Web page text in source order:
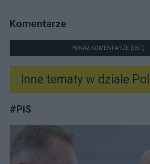
Komentarze
POKAŻ KOMENTARZE (351)
Inne tematy w dziale
#PiS